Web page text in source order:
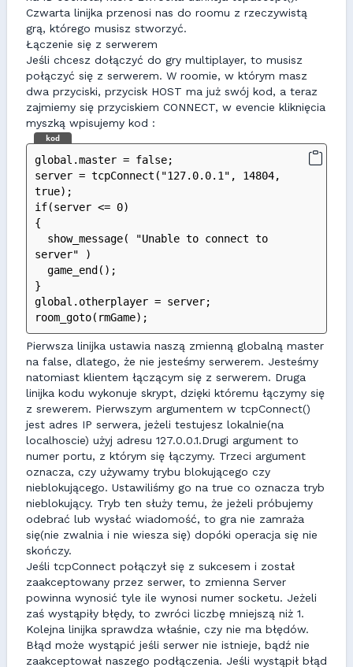
Czwarta linijka przenosi nas do roomu z rzeczywistą
grą, którego musisz stworzyć.
Łączenie się z serwerem
Jeśli chcesz dołączyć do gry multiplayer, to musisz
połączyć się z serwerem. W roomie, w którym masz
dwa przyciski, przycisk HOST ma już swój kod, a teraz
zajmiemy się przyciskiem CONNECT, w evencie kliknięcia
myszką wpisujemy kod :
kod
global.master = false;
server = tcpConnect("127.0.0.1", 14804,
true);
if(server <= 0)
{
server" )
  game_end();
}
global.otherplayer = server;
room_goto(rmGame);
Pierwsza linijka ustawia naszą zmienną globalną master
na false, dlatego, że nie jesteśmy serwerem. Jesteśmy
natomiast klientem łączącym się z serwerem. Druga
linijka kodu wykonuje skrypt, dzięki któremu łączymy się
z srewerem. Pierwszym argumentem w tcpConnect()
jest adres IP serwera, jeżeli testujesz lokalnie(na
localhoscie) użyj adresu 127.0.0.1.Drugi argument to
numer portu, z którym się łączymy. Trzeci argument
oznacza, czy używamy trybu blokującego czy
nieblokującego. Ustawiliśmy go na true co oznacza tryb
nieblokujący. Tryb ten służy temu, że jeżeli próbujemy
odebrać lub wysłać wiadomość, to gra nie zamraża
się(nie zwalnia i nie wiesza się) dopóki operacja się nie
skończy.
Jeśli tcpConnect połączył się z sukcesem i został
zaakceptowany przez serwer, to zmienna Server
powinna wynosić tyle ile wynosi numer socketu. Jeżeli
zaś wystąpiły błędy, to zwróci liczbę mniejszą niż 1.
Kolejna linijka sprawdza właśnie, czy nie ma błędów.
Błąd może wystąpić jeśli serwer nie istnieje, bądź nie
zaakceptował naszego podłączenia. Jeśli wystąpił błąd